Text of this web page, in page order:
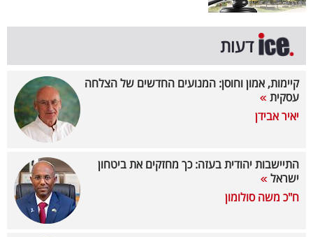
שיווק
ופרסום
משפט
מדדים
דעות
רכילות
דעות
קיימות, אמון וחוסן: המנועים החדשים של הצלחה
עסקית
יאיר אבידן
התיישבות יהודית בעזה: כך מחזקים את ביטחון
ישראל
ח"כ משה סולומון